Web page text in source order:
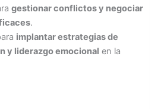
gestionar conflictos y negociar
.
implantar estrategias de
y liderazgo emocional en la